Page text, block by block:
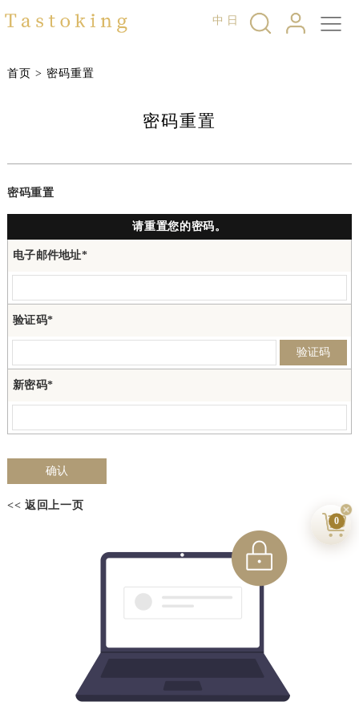
中 日
首页 > 密码重置
密码重置
密码重置
请重置您的密码。
电子邮件地址*
验证码*
验证码
新密码*
<< 返回上一页
0